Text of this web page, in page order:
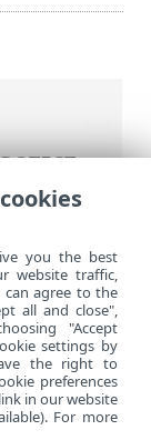
you the best
website traffic,
can agree to the
all and close",
"Accept
settings by
the right to
preferences
in our website
For more